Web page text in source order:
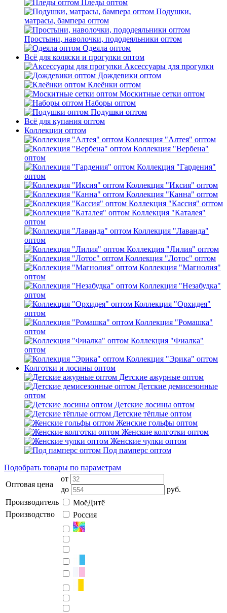
Пледы оптом
Подушки,
матрасы, бампера оптом
Простыни, наволочки, пододеяльники оптом
Одеяла оптом
Всё для коляски и прогулки оптом
Аксессуары для прогулки
Дождевики оптом
Клеёнки оптом
Москитные сетки оптом
Наборы оптом
Подушки оптом
Всё для купания оптом
Коллекции оптом
Коллекция "Алтея" оптом
Коллекция "Вербена"
оптом
Коллекция "Гардения"
оптом
Коллекция "Иксия" оптом
Коллекция "Канна" оптом
Коллекция "Кассия" оптом
Коллекция "Каталея"
оптом
Коллекция "Лаванда"
оптом
Коллекция "Лилия" оптом
Коллекция "Лотос" оптом
Коллекция "Магнолия"
оптом
Коллекция "Незабудка"
оптом
Коллекция "Орхидея"
оптом
Коллекция "Ромашка"
оптом
Коллекция "Фиалка"
оптом
Коллекция "Эрика" оптом
Колготки и лосины оптом
Детские ажурные оптом
Детские демисезонные
оптом
Детские лосины оптом
Детские тёплые оптом
Женские гольфы оптом
Женские колготки оптом
Женские чулки оптом
Под памперс оптом
Подобрать товары по параметрам
Оптовая цена
от
до
руб.
Производитель
МоёДитё
Производство
Россия